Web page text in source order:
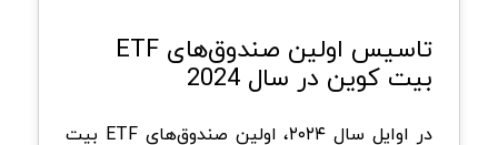
تاسیس اولین صندوق‌های ETF
بیت‌ کوین در سال 2024
در اوایل سال ۲۰۲۴، اولین صندوق‌های ETF بیت‌